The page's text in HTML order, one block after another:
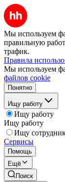
Мы используем
правильную
трафик.
Правила
Мы используем
файлов cookie
Понятно
Ищу работу
Ищу работу
Ищу работу
Ищу
Сервисы
Помощь
Ещё
Поиск